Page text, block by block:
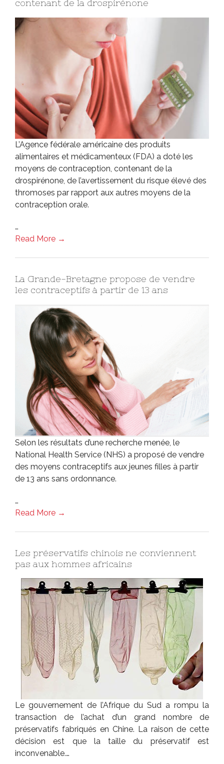
contenant de la drospirénone
L’Agence fédérale américaine des produits
alimentaires et médicamenteux (FDA) a doté les
moyens de contraception, contenant de la
drospirénone, de l’avertissement du risque élevé des
thromoses par rapport aux autres moyens de la
contraception orale.
…
Read More →
La Grande-Bretagne propose de vendre
les contraceptifs à partir de 13 ans
Selon les résultats d’une recherche menée, le
National Health Service (NHS) a proposé de vendre
des moyens contraceptifs aux jeunes filles à partir
de 13 ans sans ordonnance.
…
Read More →
Les préservatifs chinois ne conviennent
pas aux hommes africains
Le gouvernement de l’Afrique du Sud a rompu la
transaction de l’achat d’un grand nombre de
préservatifs fabriqués en Chine. La raison de cette
décision est que la taille du préservatif est
inconvenable.…